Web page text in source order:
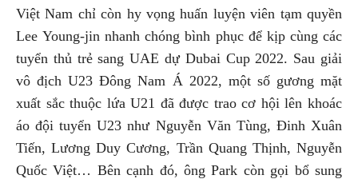
Việt Nam chỉ còn hy vọng huấn luyện viên tạm quyền
Lee Young-jin nhanh chóng bình phục để kịp cùng các
tuyển thủ trẻ sang UAE dự Dubai Cup 2022. Sau giải
vô địch U23 Đông Nam Á 2022, một số gương mặt
xuất sắc thuộc lứa U21 đã được trao cơ hội lên khoác
áo đội tuyển U23 như Nguyễn Văn Tùng, Đinh Xuân
Tiến, Lương Duy Cương, Trần Quang Thịnh, Nguyễn
Quốc Việt… Bên cạnh đó, ông Park còn gọi bổ sung